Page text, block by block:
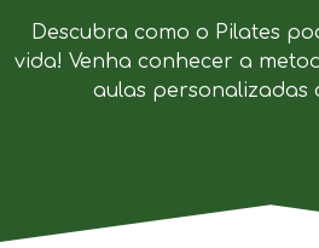
Descubra como o Pilates
vida! Venha conhecer a
aulas personalizadas